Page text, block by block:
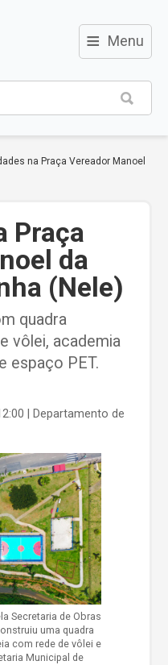
≡ Menu
na Praça Vereador Manoel
Praça
da
(Nele)
quadra
vôlei, academia
espaço PET.
| Departamento de
Secretaria de Obras
uma quadra
com rede de vôlei e
Municipal de